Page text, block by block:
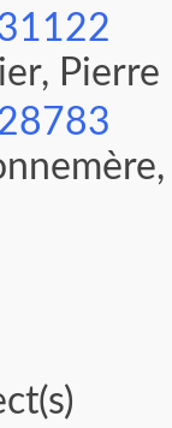
Pierre